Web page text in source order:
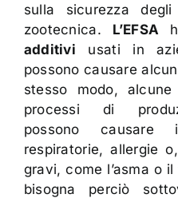
sulla sicurezza
zootecnica. L’EFSA
additivi usati in
possono causare
stesso modo,
processi di
possono causare
respiratorie, allergie
gravi, come l’asma o
bisogna perciò